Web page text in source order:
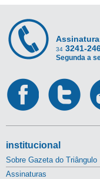
34 3241-
Segunda a
institucional
Sobre Gazeta do Triângulo
Assinaturas